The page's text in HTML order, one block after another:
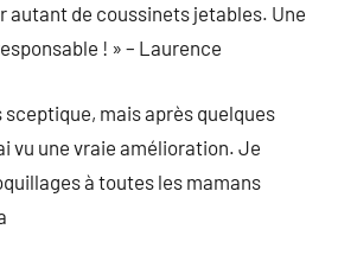
autant de coussinets jetables. Une
! » – Laurence
sceptique, mais après quelques
vu une vraie amélioration. Je
à toutes les mamans